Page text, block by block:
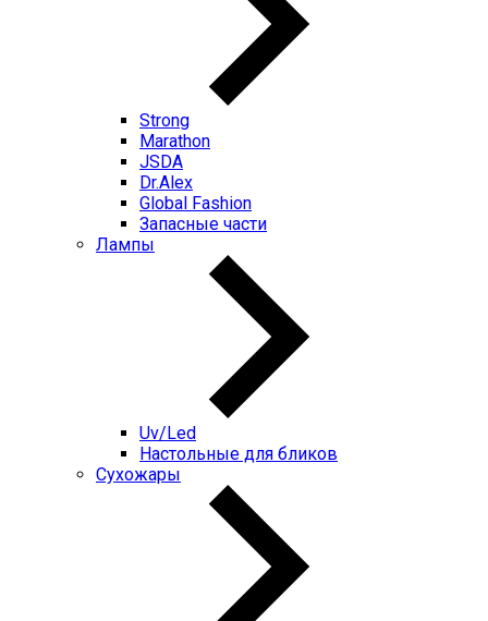
Strong
Marathon
JSDA
Dr.Alex
Global Fashion
Запасные части
Лампы
Uv/Led
Настольные для бликов
Сухожары